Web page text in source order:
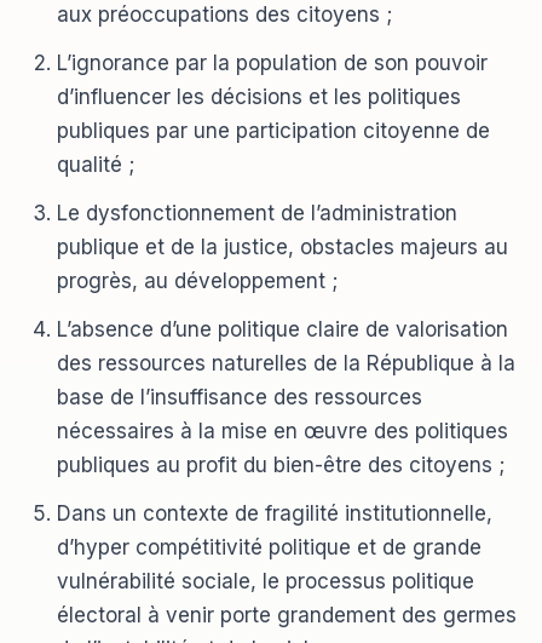
aux préoccupations des citoyens ;
L’ignorance par la population de son pouvoir
d’influencer les décisions et les politiques
publiques par une participation citoyenne de
qualité ;
Le dysfonctionnement de l’administration
publique et de la justice, obstacles majeurs au
progrès, au développement ;
L’absence d’une politique claire de valorisation
des ressources naturelles de la République à la
base de l’insuffisance des ressources
nécessaires à la mise en œuvre des politiques
publiques au profit du bien-être des citoyens ;
Dans un contexte de fragilité institutionnelle,
d’hyper compétitivité politique et de grande
vulnérabilité sociale, le processus politique
électoral à venir porte grandement des germes